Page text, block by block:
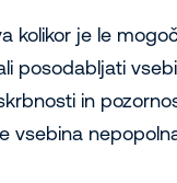
kolikor je le
posodabljati
in
vsebina